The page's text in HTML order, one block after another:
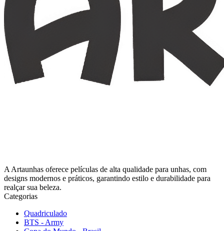
A Artaunhas oferece películas de alta qualidade para unhas, com
designs modernos e práticos, garantindo estilo e durabilidade para
realçar sua beleza.
Categorias
Quadriculado
BTS - Army